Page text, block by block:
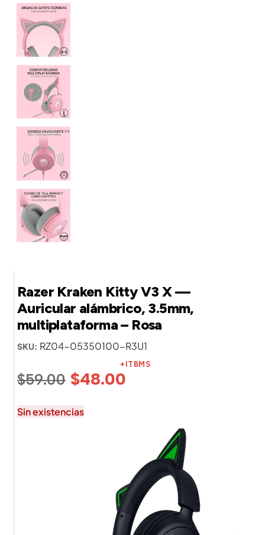
Razer Kraken Kitty V3 X —
Auricular alámbrico, 3.5mm,
multiplataforma – Rosa
SKU: RZ04-05350100-R3U1
$59.00 $48.00
+ITBMS
Sin existencias